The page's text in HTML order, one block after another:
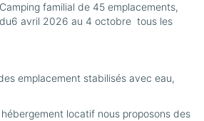
familial de 45 emplacements,
avril 2026 au 4 octobre tous les
emplacement stabilisés avec eau,
locatif nous proposons des